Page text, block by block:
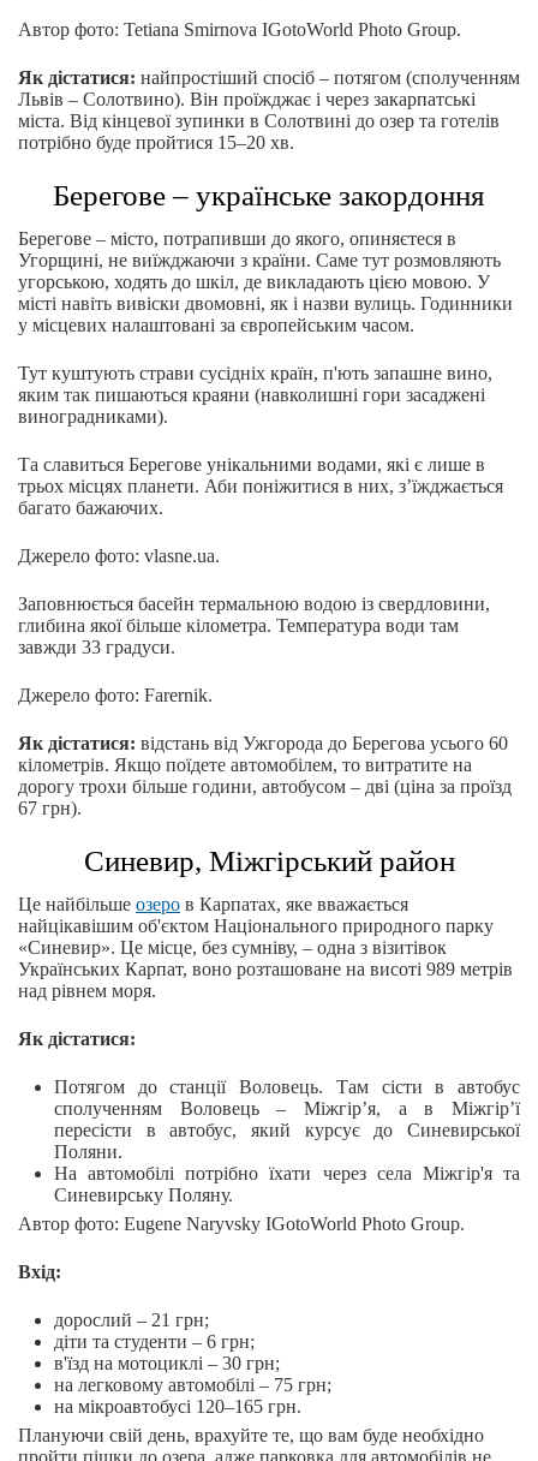
Автор фото: Tetiana Smirnova IGotoWorld Photo Group.
Як дістатися: найпростіший спосіб – потягом (сполученням
Львів – Солотвино). Він проїжджає і через закарпатські
міста. Від кінцевої зупинки в Солотвині до озер та готелів
потрібно буде пройтися 15–20 хв.
Берегове – українське закордоння
Берегове – місто, потрапивши до якого, опиняєтеся в
Угорщині, не виїжджаючи з країни. Саме тут розмовляють
угорською, ходять до шкіл, де викладають цією мовою. У
місті навіть вивіски двомовні, як і назви вулиць. Годинники
у місцевих налаштовані за європейським часом.
Тут куштують страви сусідніх країн, п'ють запашне вино,
яким так пишаються краяни (навколишні гори засаджені
виноградниками).
Та славиться Берегове унікальними водами, які є лише в
трьох місцях планети. Аби поніжитися в них, з’їжджається
багато бажаючих.
Джерело фото: vlasne.ua.
Заповнюється басейн термальною водою із свердловини,
глибина якої більше кілометра. Температура води там
завжди 33 градуси.
Джерело фото: Farernik.
Як дістатися: відстань від Ужгорода до Берегова усього 60
кілометрів. Якщо поїдете автомобілем, то витратите на
дорогу трохи більше години, автобусом – дві (ціна за проїзд
67 грн).
Синевир, Міжгірський район
Це найбільше озеро в Карпатах, яке вважається
найцікавішим об'єктом Національного природного парку
«Синевир». Це місце, без сумніву, – одна з візитівок
Українських Карпат, воно розташоване на висоті 989 метрів
над рівнем моря.
Як дістатися:
Потягом до станції Воловець. Там сісти в автобус
сполученням Воловець – Міжгір’я, а в Міжгір’ї
пересісти в автобус, який курсує до Синевирської
Поляни.
На автомобілі потрібно їхати через села Міжгір'я та
Синевирську Поляну.
Автор фото: Eugene Naryvsky IGotoWorld Photo Group.
Вхід:
дорослий – 21 грн;
діти та студенти – 6 грн;
в'їзд на мотоциклі – 30 грн;
на легковому автомобілі – 75 грн;
на мікроавтобусі 120–165 грн.
Плануючи свій день, врахуйте те, що вам буде необхідно
пройти пішки до озера, адже парковка для автомобілів не